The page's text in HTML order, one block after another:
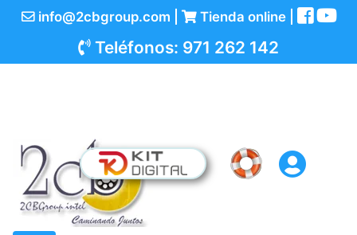
info@2cbgroup.com | Tienda online |
Teléfonos: 971 262 142